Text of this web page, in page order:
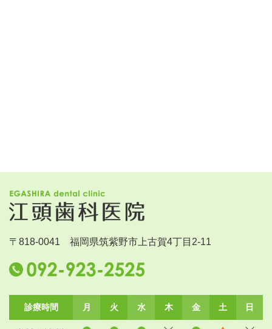
〒818-0041 福岡県筑紫野市上古賀4丁目2-11
診療時間 月 火 水 木 金 土 日